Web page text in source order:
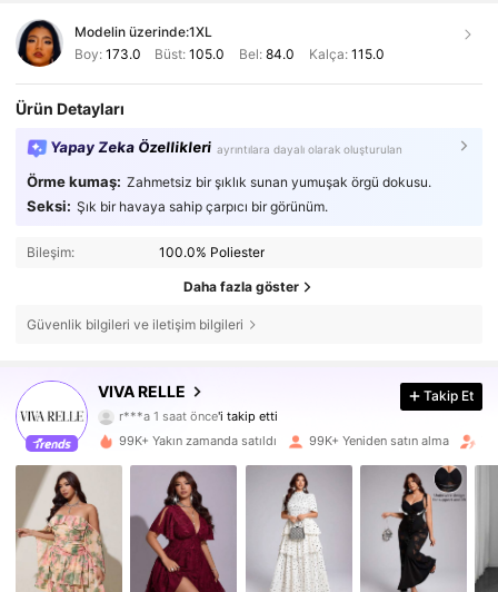
Modelin üzerinde:1XL
Boy: 173.0 Büst:105.0 Bel: 84.0 Kalça: 115.0
Ürün Detayları
Yapay Zeka Özellikleri ayrıntılara dayalı olarak oluşturulan
Örme kumaş: Zahmetsiz bir şıklık sunan yumuşak örgü dokusu.
Seksi: Şık bir havaya sahip çarpıcı bir görünüm.
Bileşim: 100.0% Poliester
Daha fazla göster
Güvenlik bilgileri ve iletişim bilgileri
VIVA RELLE
4,76
156K Takipçiler
r***a
1 saat önce'i takip etti
4,76
156K Takipçiler
156K Takipçiler
156K Takipçiler
Takip Et
99K+ Yakın zamanda satıldı 99K+ Yeniden satın alma